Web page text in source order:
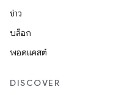
ข่าว
บล็อก
พอดแคสต์
DISCOVER